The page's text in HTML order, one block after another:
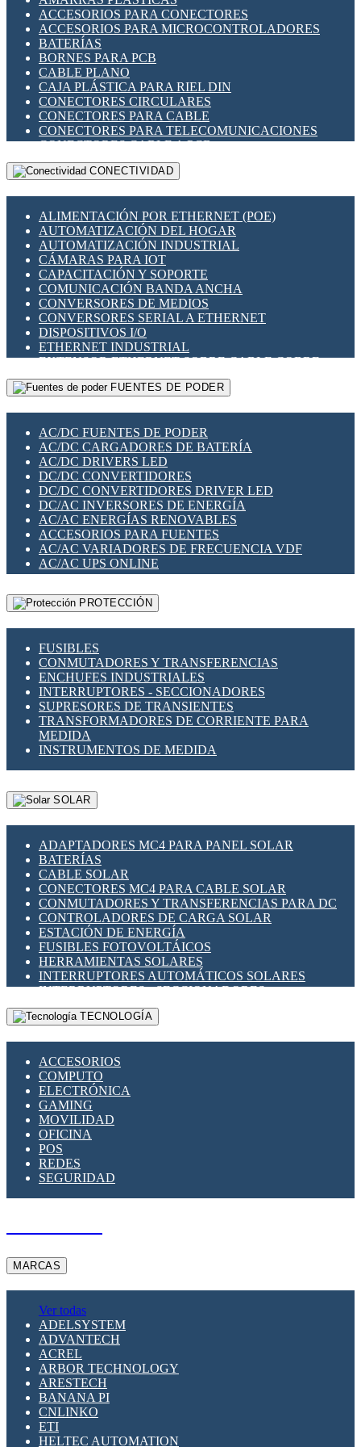
INDICADORES PARA PANEL
INTERFACES DE RELÉ
INTERRUPTORES FIN DE CARRERA
LLAVES CONMUTADORAS
MEDIDORES DE ENERGÍA Y TC'S DE CORRIENTE
MOTORES PASO A PASO
PANTALLAS HMI
PLC -CONTROLADORES LÓGICO PROGRAMABLES
PROGRAMADORES DE HORARIO
RELÉS DE PROTECCIÓN
SENSORES CAPACITIVOS
SENSORES INDUCTIVOS
TEMPORIZADORES
VARIACS
VARIADORES DE FRECUENCIA [VDF]
SECCIONADORES - INTERRUPTORES
MAQUINARIA
ACCESORIOS PARA CONECTORES
ACCESORIOS PARA MICROCONTROLADORES
BATERÍAS
BORNES PARA PCB
CABLE PLANO
CAJA PLÁSTICA PARA RIEL DIN
CONECTORES CIRCULARES
CONECTORES PARA CABLE
CONECTORES PARA TELECOMUNICACIONES
CONECTORES CABLE A PCB
CONECTORES PCB A CABLE
DIP SWITCHES
HERRAMIENTAS VARIAS
ILUMINACIÓN LED
INTERRUPTORES REED
INTERFACES DE RELÉ
OTROS RELÉS
PROTECCIÓN TÉRMICA
RELÉS AUTOMOTRICES
RELÉS DE SEÑAL
RELÉS DE ESTADO SÓLIDO SSR
RELÉS INDUSTRIALES
RELÉS MINIATURA DE POTENCIA
SENSORES MAGNÉTICOS
SWITCH Y MICROSWITCH
TARJETAS PI
UNIÓN Y DERIVACIÓN DE CABLE
CONECTIVIDAD
ALIMENTACIÓN POR ETHERNET (POE)
AUTOMATIZACIÓN DEL HOGAR
AUTOMATIZACIÓN INDUSTRIAL
CÁMARAS PARA IOT
CAPACITACIÓN Y SOPORTE
COMUNICACIÓN BANDA ANCHA
CONVERSORES DE MEDIOS
CONVERSORES SERIAL A ETHERNET
DISPOSITIVOS I/O
ETHERNET INDUSTRIAL
EXTENSOR ETHERNET SOBRE CABLE COBRE
GATEWAY LORAWAN
GESTIÓN DE REDES
PLACAS MODULARES IOT
SWITCHES Y REDES WIFI
SOLUCIONES IOT
SOLUCIONES LORAWAN
SOLUCIONES RED CELULAR
SEGURIDAD PARA REDES
SWITCHES LAN
TELEFONÍA IP (VOIP)
VIGILANCIA IP (CCTV)
MESHTASTIC
FUENTES DE PODER
AC/DC FUENTES DE PODER
AC/DC CARGADORES DE BATERÍA
AC/DC DRIVERS LED
DC/DC CONVERTIDORES
DC/DC CONVERTIDORES DRIVER LED
DC/AC INVERSORES DE ENERGÍA
AC/AC ENERGÍAS RENOVABLES
ACCESORIOS PARA FUENTES
AC/AC VARIADORES DE FRECUENCIA VDF
AC/AC UPS ONLINE
PROTECCIÓN
FUSIBLES
CONMUTADORES Y TRANSFERENCIAS
ENCHUFES INDUSTRIALES
INTERRUPTORES - SECCIONADORES
SUPRESORES DE TRANSIENTES
TRANSFORMADORES DE CORRIENTE PARA
MEDIDA
INSTRUMENTOS DE MEDIDA
SOLAR
ADAPTADORES MC4 PARA PANEL SOLAR
BATERÍAS
CABLE SOLAR
CONECTORES MC4 PARA CABLE SOLAR
CONMUTADORES Y TRANSFERENCIAS PARA DC
CONTROLADORES DE CARGA SOLAR
ESTACIÓN DE ENERGÍA
FUSIBLES FOTOVOLTÁICOS
HERRAMIENTAS SOLARES
INTERRUPTORES AUTOMÁTICOS SOLARES
INTERRUPTORES - SECCIONADORES
FOTOVOLTÁICOS
MONTAJE PANEL SOLAR
SUPRESOR DE TRANSIENTES SPDS PARA
APLICACIONES FOTOVOLTAICAS
TECNOLOGÍA
ACCESORIOS
COMPUTO
ELECTRÓNICA
GAMING
MOVILIDAD
OFICINA
POS
REDES
SEGURIDAD
MARCAS
Ver todas
ADELSYSTEM
ADVANTECH
ACREL
ARBOR TECHNOLOGY
ARESTECH
BANANA PI
CNLINKO
ETI
HELTEC AUTOMATION